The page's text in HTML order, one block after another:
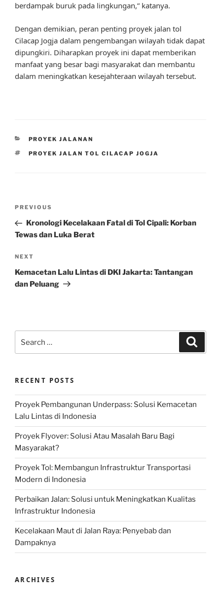
berdampak buruk pada lingkungan,” katanya.
Dengan demikian, peran penting proyek jalan tol
Cilacap Jogja dalam pengembangan wilayah tidak dapat
dipungkiri. Diharapkan proyek ini dapat memberikan
manfaat yang besar bagi masyarakat dan membantu
dalam meningkatkan kesejahteraan wilayah tersebut.
CATEGORIES
PROYEK JALANAN
TAGS
PROYEK JALAN TOL CILACAP JOGJA
Previous
Post
PREVIOUS
Kronologi Kecelakaan Fatal di Tol Cipali: Korban
Tewas dan Luka Berat
Next
Post
NEXT
Kemacetan Lalu Lintas di DKI Jakarta: Tantangan
dan Peluang
for:
RECENT POSTS
Proyek Pembangunan Underpass: Solusi Kemacetan
Lalu Lintas di Indonesia
Proyek Flyover: Solusi Atau Masalah Baru Bagi
Masyarakat?
Proyek Tol: Membangun Infrastruktur Transportasi
Modern di Indonesia
Perbaikan Jalan: Solusi untuk Meningkatkan Kualitas
Infrastruktur Indonesia
Kecelakaan Maut di Jalan Raya: Penyebab dan
Dampaknya
ARCHIVES